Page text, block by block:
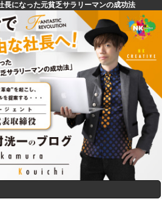
長になった元貧乏サラリーマンの成功法